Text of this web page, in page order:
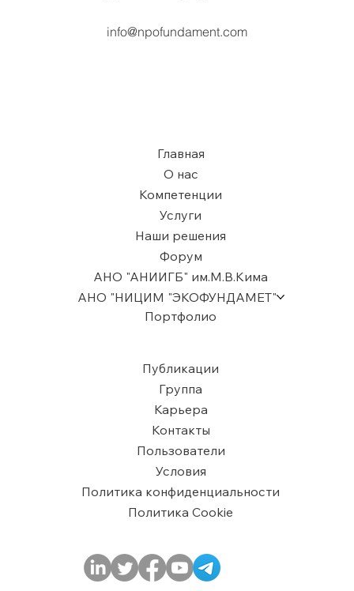
info@npofundament.com
Главная
О нас
Компетенции
Услуги
Наши решения
Форум
АНО "АНИИГБ" им.М.В.Кима
АНО "НИЦИМ "ЭКОФУНДАМЕТ"
Портфолио
Публикации
Группа
Карьера
Контакты
Пользователи
​Условия
Политика конфиденциальности
Политика Cookie